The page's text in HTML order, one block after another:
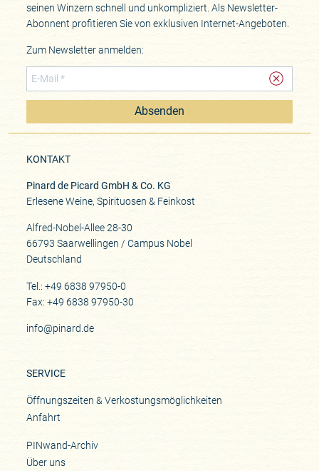
seinen Winzern schnell und unkompliziert. Als Newsletter-
Abonnent profitieren Sie von exklusiven Internet-Angeboten.
Zum Newsletter anmelden:
Absenden
KONTAKT
Pinard de Picard GmbH & Co. KG
Erlesene Weine, Spirituosen & Feinkost
Alfred-Nobel-Allee 28-30
66793 Saarwellingen / Campus Nobel
Deutschland
Tel.: +49 6838 97950-0
Fax: +49 6838 97950-30
info@pinard.de
SERVICE
Öffnungszeiten & Verkostungsmöglichkeiten
Anfahrt
PINwand-Archiv
Über uns